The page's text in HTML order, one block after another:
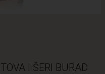
I ŠERI BURAD